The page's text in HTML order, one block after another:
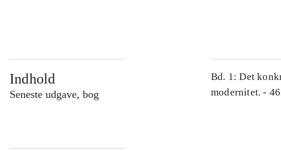
Indhold
Seneste udgave, bog
Bd. 1: Det
modernitet. -